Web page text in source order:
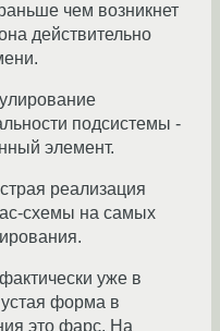
чем возникнет
действительно
подсистемы -
элемент.
реализация
схемы на самых
уже в
форма в
это фарс. На